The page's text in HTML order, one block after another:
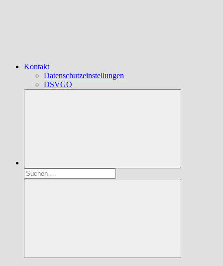
Kontakt
Datenschutzeinstellungen
DSVGO
Suchen
nach:
Suchen